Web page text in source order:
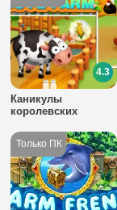
Каникулы
королевских
4.3